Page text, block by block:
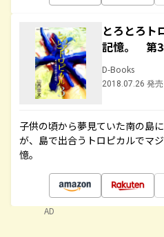
とろとろ
記憶。 第
D-Books
2018.07.26 発売
子供の頃から夢見ていた南の島
が、島で出合うトロピカルでマ
憶。
AD